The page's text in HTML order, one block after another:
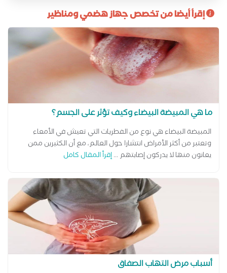
إقرأ أيضا من تخصص جهاز هضمي ومناظير
ما هي المبيضة البيضاء وكيف تؤثر على الجسم؟
المبيضة البيضاء هي نوع من الفطريات التي تعيش في الأمعاء
وتعتبر من أكثر الأمراض انتشارا حول العالم، مع أن الكثيرين ممن
يعانون منها لا يدركون إصابتهم ...إقرأ المقال كامل
أسباب مرض التهاب الصفاق